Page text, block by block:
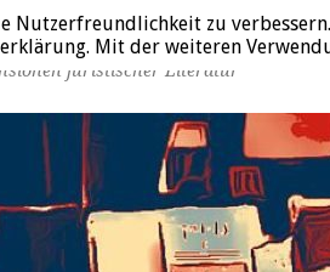
juristischer Literatur
Nutzerfreundlichkeit zu
Mit der weiteren